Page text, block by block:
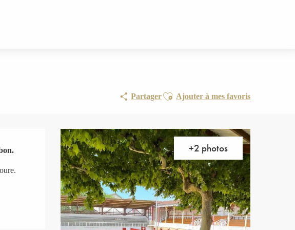
PartagerAjouter aux favoris
Ajouter à mes favoris
+2 photos